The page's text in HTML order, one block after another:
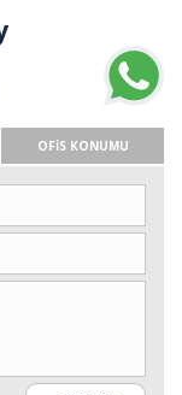
OFİS KONUMU